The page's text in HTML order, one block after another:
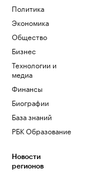
Политика
Экономика
Общество
Бизнес
Технологии и
медиа
Финансы
Биографии
База знаний
РБК Образование
Новости
регионов